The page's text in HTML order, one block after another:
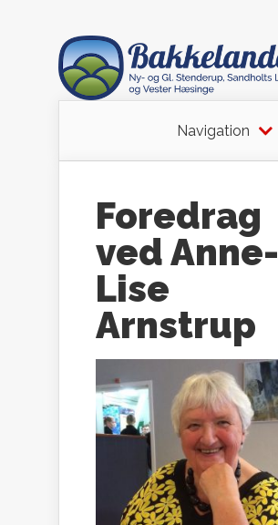
Navigation
Foredrag
ved Anne-
Lise
Arnstrup